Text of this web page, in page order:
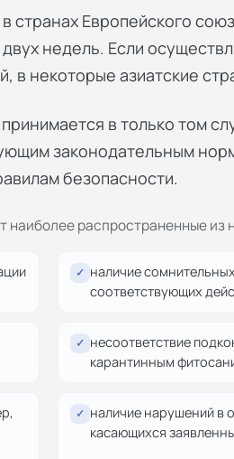
странах Европейского
недель. Если
в некоторые азиатские
в только том
законодательным
безопасности.
наиболее распространенные из
✓ наличие
соответствующих
✓ несоответствие
карантинным
✓ наличие нарушений в
касающихся